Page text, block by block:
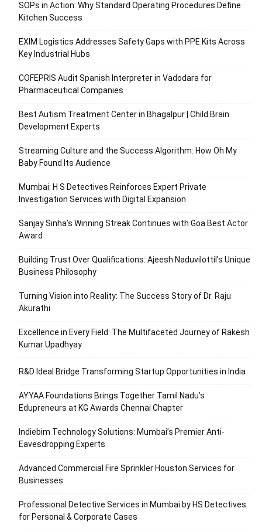
SOPs in Action: Why Standard Operating Procedures Define
Kitchen Success
EXIM Logistics Addresses Safety Gaps with PPE Kits Across
Key Industrial Hubs
COFEPRIS Audit Spanish Interpreter in Vadodara for
Pharmaceutical Companies
Best Autism Treatment Center in Bhagalpur | Child Brain
Development Experts
Streaming Culture and the Success Algorithm: How Oh My
Baby Found Its Audience
Mumbai: H S Detectives Reinforces Expert Private
Investigation Services with Digital Expansion
Sanjay Sinha’s Winning Streak Continues with Goa Best Actor
Award
Building Trust Over Qualifications: Ajeesh Naduvilottil’s Unique
Business Philosophy
Turning Vision into Reality: The Success Story of Dr. Raju
Akurathi
Excellence in Every Field: The Multifaceted Journey of Rakesh
Kumar Upadhyay
R&D Ideal Bridge Transforming Startup Opportunities in India
AYYAA Foundations Brings Together Tamil Nadu’s
Edupreneurs at KG Awards Chennai Chapter
Indiebim Technology Solutions: Mumbai’s Premier Anti-
Eavesdropping Experts
Advanced Commercial Fire Sprinkler Houston Services for
Businesses
Professional Detective Services in Mumbai by HS Detectives
for Personal & Corporate Cases